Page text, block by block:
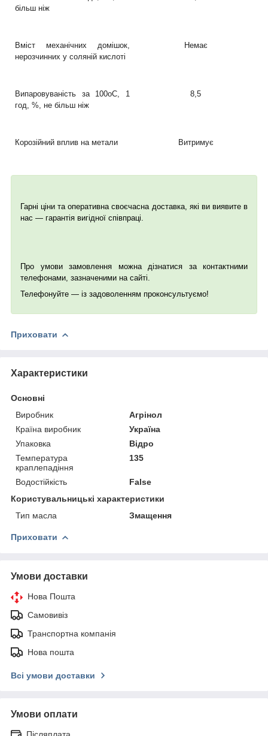
більш ніж
Вміст механічних домішок,
нерозчинних у соляній кислоті
Немає
Випаровуваність за 100оС, 1
год, %, не більш ніж
8,5
Корозійний вплив на метали Витримує
Гарні ціни та оперативна своєчасна доставка, які ви виявите в
нас — гарантія вигідної співпраці.
Про умови замовлення можна дізнатися за контактними
телефонами, зазначеними на сайті.
Телефонуйте — із задоволенням проконсультуємо!
Приховати
Характеристики
Основні
Виробник
Агрінол
Країна виробник
Україна
Упаковка
Відро
Температура
краплепадіння
135
Водостійкість
False
Користувальницькі характеристики
Тип масла
Змащення
Приховати
Умови доставки
Нова Пошта
Самовивіз
Транспортна компанія
Нова пошта
Всі умови доставки
Умови оплати
Післяплата